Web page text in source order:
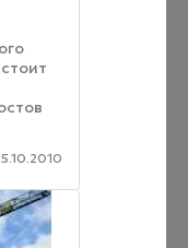
мост
...